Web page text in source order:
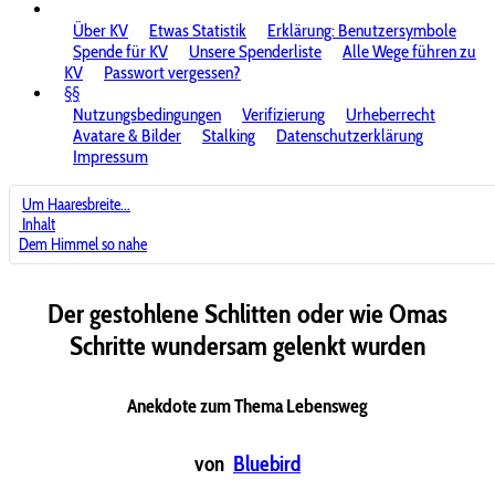
Über KV
Etwas Statistik
Erklärung: Benutzersymbole
Spende für KV
Unsere Spenderliste
Alle Wege führen zu
KV
Passwort vergessen?
§§
Nutzungsbedingungen
Verifizierung
Urheberrecht
Avatare & Bilder
Stalking
Datenschutzerklärung
Impressum
Um Haaresbreite...
Inhalt
Dem Himmel so nahe
Der gestohlene Schlitten oder wie Omas
Schritte wundersam gelenkt wurden
Anekdote zum Thema Lebensweg
von Bluebird